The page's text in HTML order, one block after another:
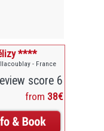
****
- France
score 6
from 38€